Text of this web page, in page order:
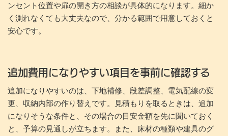
ンセント位置や扉の開き方の相談が具体的になります。細か
く測れなくても大丈夫なので、分かる範囲で用意しておくと
安心です。
追加費用になりやすい項目を事前に確認する
追加になりやすいのは、下地補修、段差調整、電気配線の変
更、収納内部の作り替えです。見積もりを取るときは、追加
になりそうな条件と、その場合の目安金額を先に聞いておく
と、予算の見通しが立ちます。また、床材の種類や建具のグ